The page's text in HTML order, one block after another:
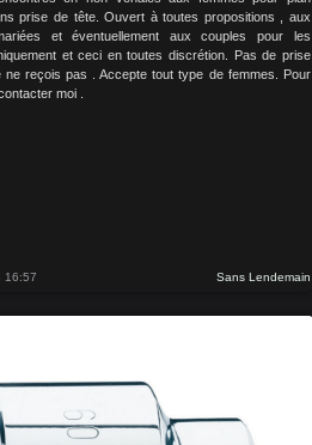
prise de tête. Ouvert à toutes propositions , aux
et éventuellement aux couples pour les
et ceci en toutes discrétion. Pas de prise
ne reçois pas . Accepte tout type de femmes. Pour
moi .
16:57 Sans Lendemain